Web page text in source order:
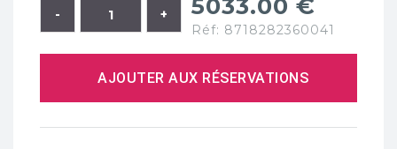
5033.00 €
Réf: 8718282360041
AJOUTER AUX RÉSERVATIONS